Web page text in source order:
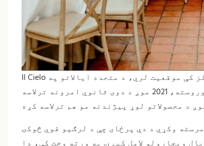
Il Cielo په بیورلي هیلز کې موقعیت لري، د متحده ایالاتو په LA کې ترټولو رومانتيک رستورانتونه دي. په 2016 کې،
یومیا د لومړي ځل لپاره د دوی لپاره څوکۍ چمتو کړې. د پنځو کلونو وروسته، 2021 موږ د دوی ثانوي امرونه ترلاسه
وکړي د دې پرځای چې د لرګیو قوي څوکۍ
ویجاړولو لامل کیږي. په ورته وخت کې، دا